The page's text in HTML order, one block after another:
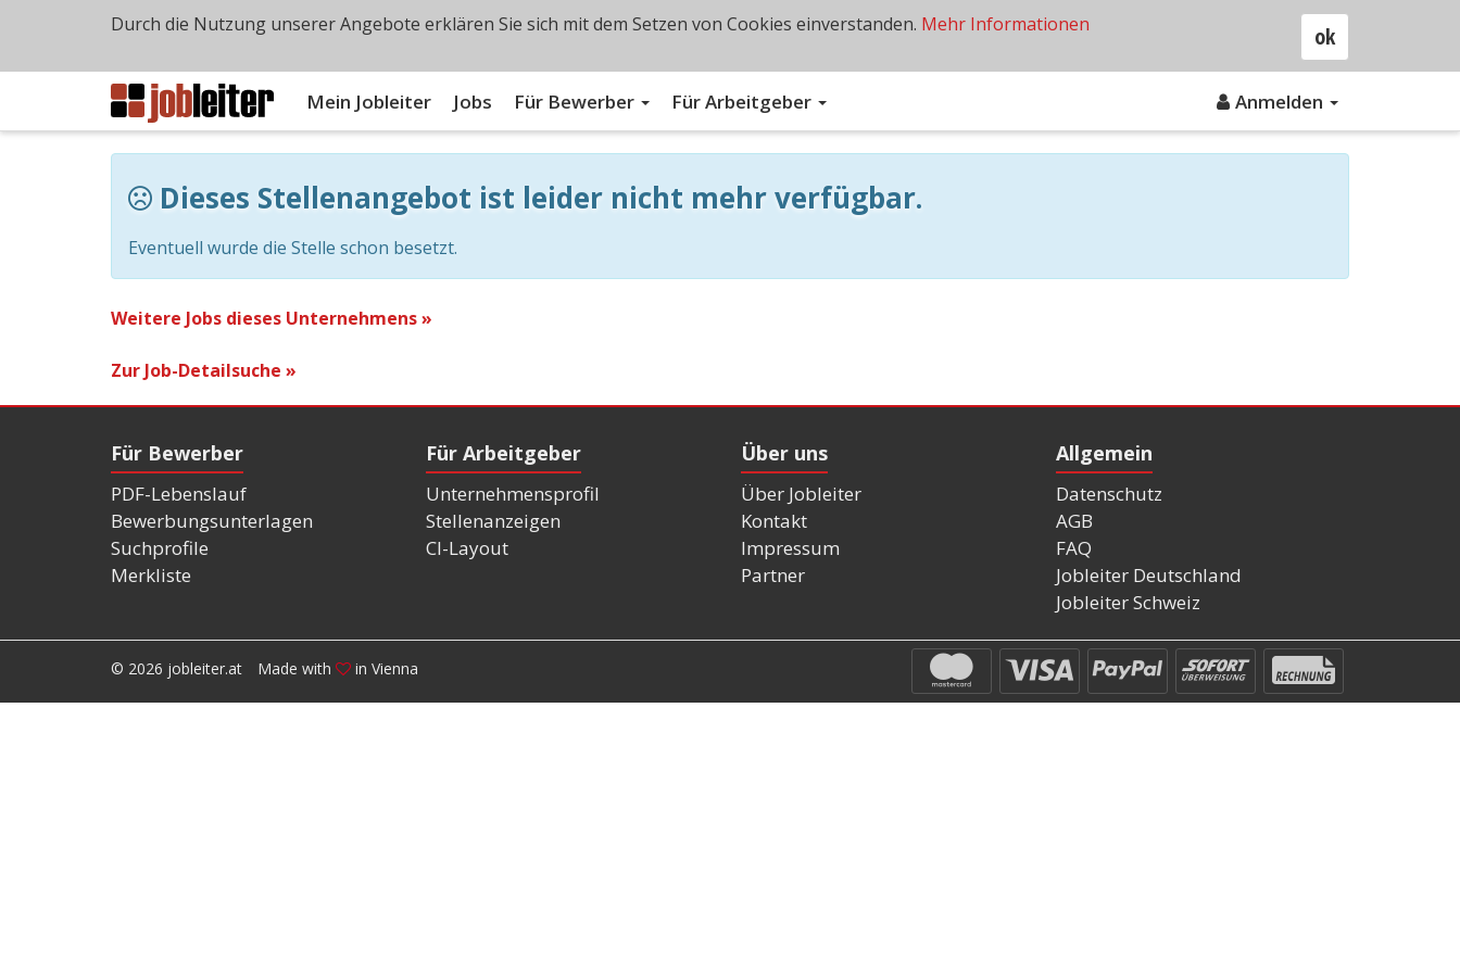
Mein Jobleiter Jobs Für Bewerber Für Arbeitgeber Anmelden
Dieses Stellenangebot ist leider nicht mehr verfügbar.
Eventuell wurde die Stelle schon besetzt.
Weitere Jobs dieses Unternehmens »
Zur Job-Detailsuche »
Für Bewerber
PDF-Lebenslauf
Bewerbungsunterlagen
Suchprofile
Merkliste
Für Arbeitgeber
Unternehmensprofil
Stellenanzeigen
CI-Layout
Über uns
Über Jobleiter
Kontakt
Impressum
Partner
Allgemein
Datenschutz
AGB
FAQ
Jobleiter Deutschland
Jobleiter Schweiz
© 2026 jobleiter.at Made with in Vienna
ok
Durch die Nutzung unserer Angebote erklären Sie sich mit dem Setzen von Cookies einverstanden. Mehr Informationen